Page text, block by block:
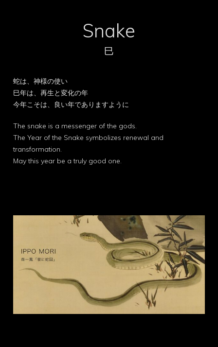
Snake
巳
蛇は、神様の使い
巳年は、再生と変化の年
今年こそは、良い年でありますように
The snake is a messenger of the gods.
The Year of the Snake symbolizes renewal and
transformation.
May this year be a truly good one.